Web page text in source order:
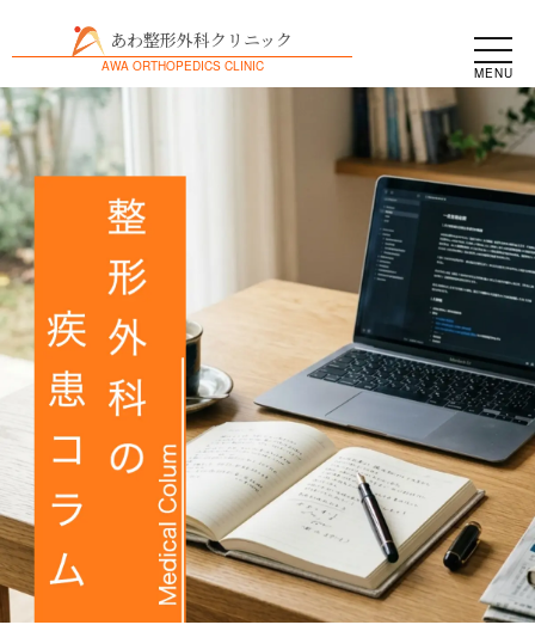
あわ整形外科クリニック
AWA ORTHOPEDICS CLINIC